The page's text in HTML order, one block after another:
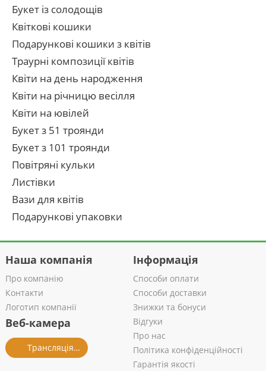
Букет із солодощів
Квіткові кошики
Подарункові кошики з квітів
Траурні композиції квітів
Квіти на день народження
Квіти на річницю весілля
Квіти на ювілей
Букет з 51 троянди
Букет з 101 троянди
Повітряні кульки
Листівки
Вази для квітів
Подарункові упаковки
Наша компанія
Про компанію
Контакти
Логотип компанії
Веб-камера
Трансляція із салону
Інформація
Способи оплати
Способи доставки
Знижки та бонуси
Відгуки
Про нас
Політика конфіденційності
Гарантія якості